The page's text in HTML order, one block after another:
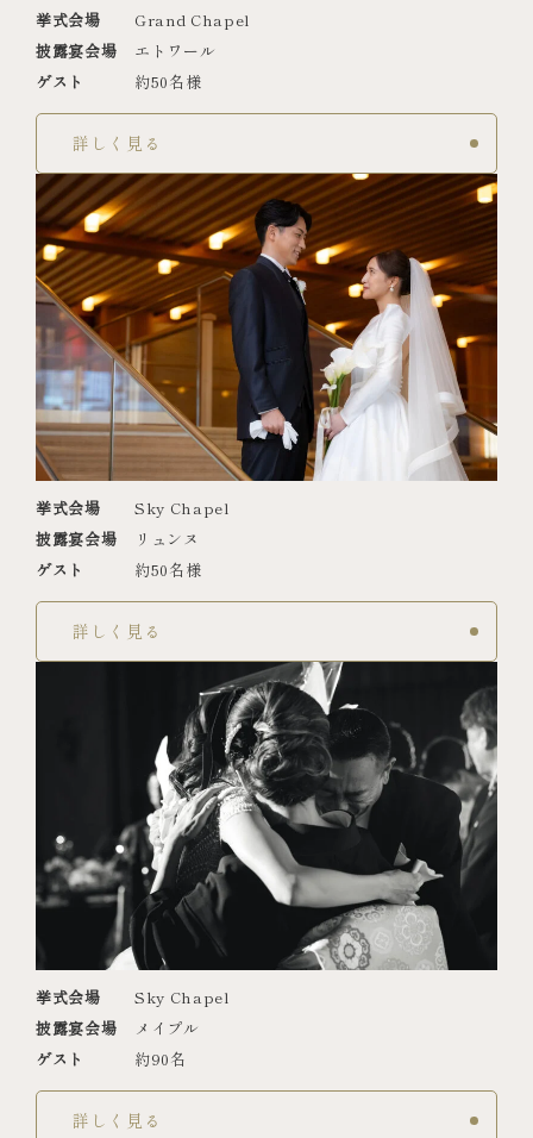
挙式会場
Grand Chapel
披露宴会場
エトワール
ゲスト
約50名様
詳しく見る
挙式会場
Sky Chapel
披露宴会場
リュンヌ
ゲスト
約50名様
詳しく見る
挙式会場
Sky Chapel
披露宴会場
メイプル
ゲスト
約90名
詳しく見る